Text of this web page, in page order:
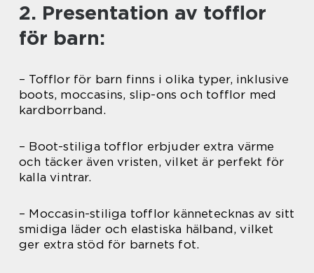
2. Presentation av tofflor
för barn:
– Tofflor för barn finns i olika typer, inklusive
boots, moccasins, slip-ons och tofflor med
kardborrband.
– Boot-stiliga tofflor erbjuder extra värme
och täcker även vristen, vilket är perfekt för
kalla vintrar.
– Moccasin-stiliga tofflor kännetecknas av sitt
smidiga läder och elastiska hälband, vilket
ger extra stöd för barnets fot.